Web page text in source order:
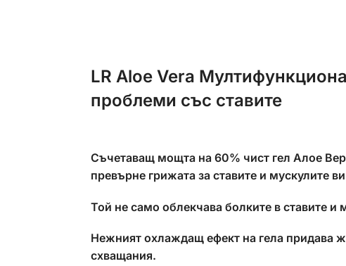
LR Aloe Vera
проблеми със ставите
Съчетаващ мощта на 60% чист гел Алое
превърне грижата за ставите и мускулите
Той не само облекчава болките в ставите
Нежният охлаждащ ефект на гела придава
схващания.